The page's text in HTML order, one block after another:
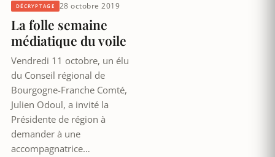
DÉCRYPTAGE 28 octobre 2019
La folle semaine
médiatique du voile
Vendredi 11 octobre, un élu
du Conseil régional de
Bourgogne-Franche Comté,
Julien Odoul, a invité la
Présidente de région à
demander à une
accompagnatrice…